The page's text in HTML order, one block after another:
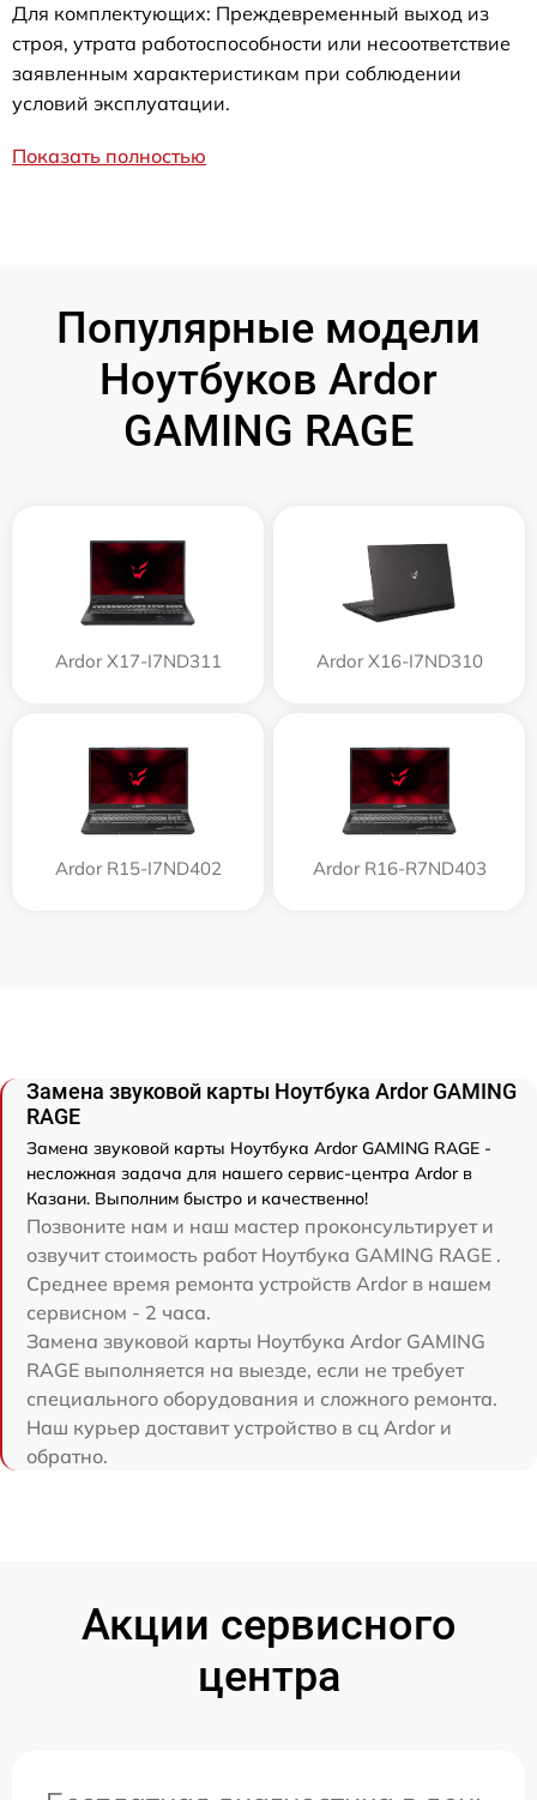
Для комплектующих: Преждевременный выход из
строя, утрата работоспособности или несоответствие
заявленным характеристикам при соблюдении
условий эксплуатации.
Показать полностью
Популярные модели
Ноутбуков Ardor
GAMING RAGE
Ardor X17-I7ND311 Ardor X16-I7ND310
Ardor R15-I7ND402 Ardor R16-R7ND403
Замена звуковой карты Ноутбука Ardor GAMING
RAGE
Замена звуковой карты Ноутбука Ardor GAMING RAGE -
несложная задача для нашего сервис-центра Ardor в
Казани. Выполним быстро и качественно!
Позвоните нам и наш мастер проконсультирует и
озвучит стоимость работ Ноутбука GAMING RAGE .
Среднее время ремонта устройств Ardor в нашем
сервисном - 2 часа.
Замена звуковой карты Ноутбука Ardor GAMING
RAGE выполняется на выезде, если не требует
специального оборудования и сложного ремонта.
Наш курьер доставит устройство в сц Ardor и
обратно.
Акции сервисного
центра